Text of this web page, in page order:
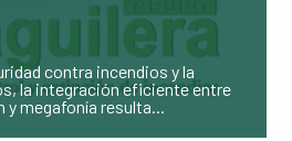
contra incendios y la
la integración eficiente entre
megafonía resulta...